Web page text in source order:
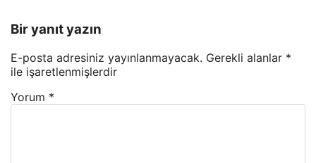
Bir yanıt yazın
E-posta adresiniz yayınlanmayacak. Gerekli alanlar *
ile işaretlenmişlerdir
Yorum *